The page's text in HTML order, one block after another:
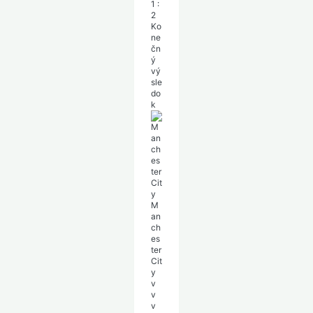
1 :
2
Ko
ne
čn
ý
vý
sle
do
k
M
an
ch
es
ter
Cit
y
v
v
v